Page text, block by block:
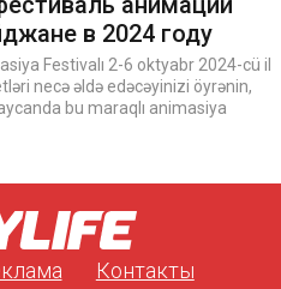
в 2024 году
Festivalı 2-6 oktyabr 2024-cü il
necə əldə edəcəyinizi öyrənin,
bu maraqlı animasiya
Контакты